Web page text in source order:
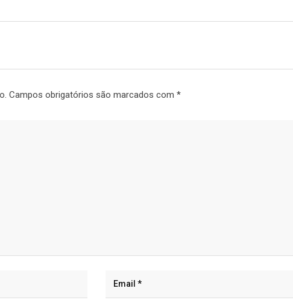
Campos obrigatórios são marcados com *